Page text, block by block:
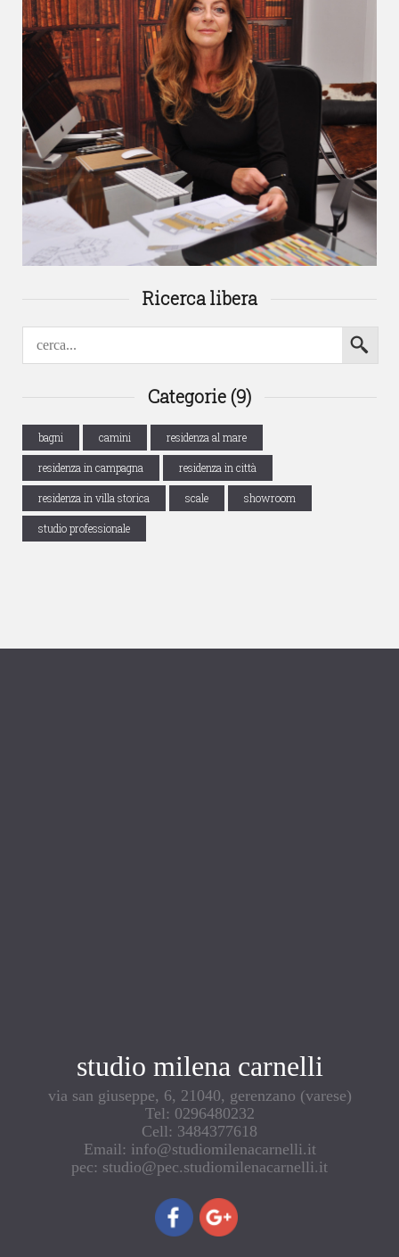
Ricerca libera
Categorie (9)
bagni camini residenza al mare
residenza in campagna residenza in città
residenza in villa storica scale showroom
studio professionale
studio milena carnelli
via san giuseppe, 6, 21040, gerenzano (varese)
Tel: 0296480232
Cell: 3484377618
Email: info@studiomilenacarnelli.it
pec: studio@pec.studiomilenacarnelli.it